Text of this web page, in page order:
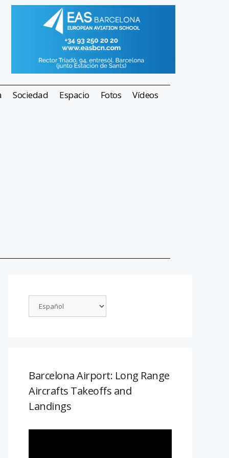
Sociedad Espacio Fotos Vídeos
Barcelona Airport: Long Range
Aircrafts Takeoffs and
Landings